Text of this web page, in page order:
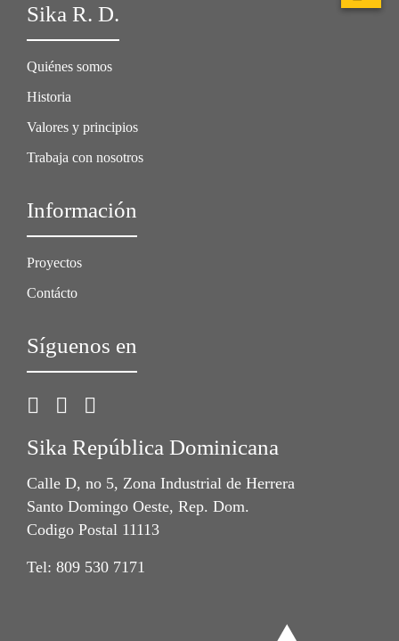
Sika R. D.
Quiénes somos
Historia
Valores y principios
Trabaja con nosotros
Información
Proyectos
Contácto
Síguenos en
Sika República Dominicana
Calle D, no 5, Zona Industrial de Herrera
Santo Domingo Oeste, Rep. Dom.
Codigo Postal 11113
Tel: 809 530 7171